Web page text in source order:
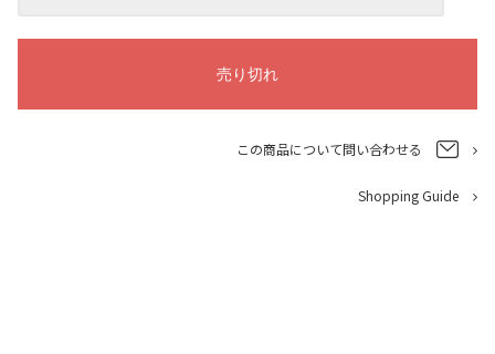
この商品について問い合わせる
Shopping Guide